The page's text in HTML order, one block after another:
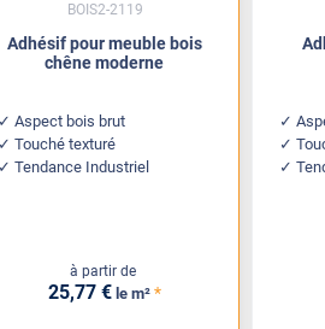
Adhésif pour meuble bois
chêne moderne
Aspect bois brut
Touché texturé
Tendance Industriel
à partir de
25,77 € le m² *
BOIS2-2119